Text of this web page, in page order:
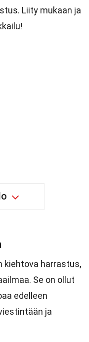
Liity mukaan ja
kiehtova harrastus,
Se on ollut
edelleen
ja